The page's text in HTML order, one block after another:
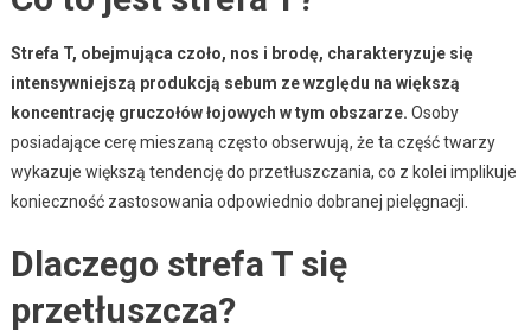
Strefa T, obejmująca czoło, nos i brodę, charakteryzuje się
intensywniejszą produkcją sebum ze względu na większą
koncentrację gruczołów łojowych w tym obszarze. Osoby
posiadające cerę mieszaną często obserwują, że ta część twarzy
wykazuje większą tendencję do przetłuszczania, co z kolei implikuje
konieczność zastosowania odpowiednio dobranej pielęgnacji.
Dlaczego strefa T się
przetłuszcza?